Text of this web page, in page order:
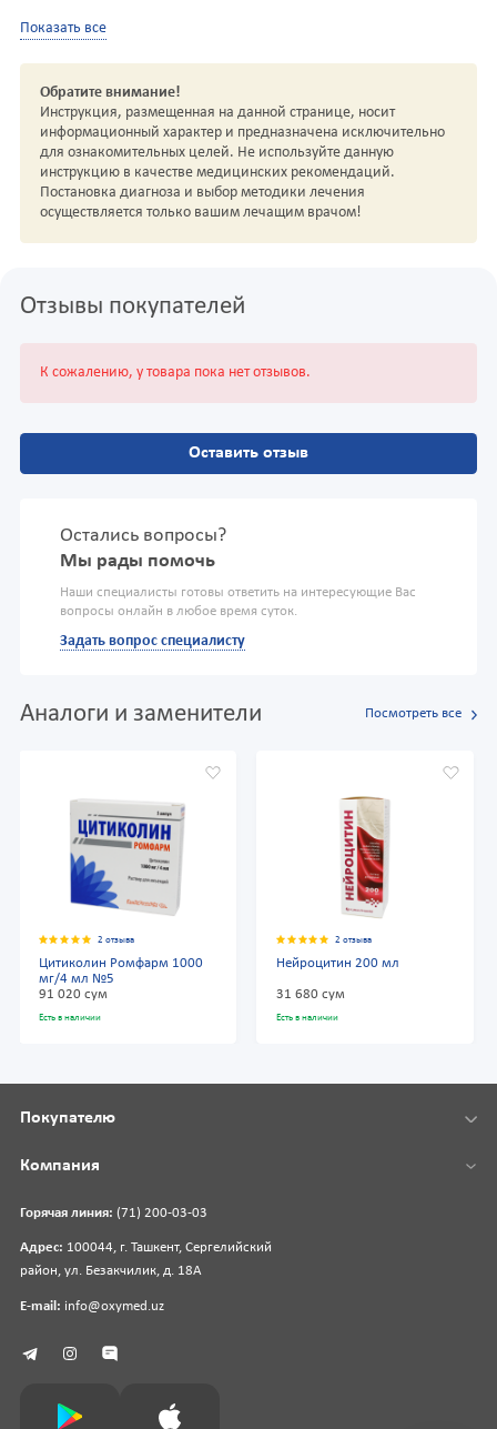
Показать все
Обратите внимание!
Инструкция, размещенная на данной странице, носит
информационный характер и предназначена исключительно
для ознакомительных целей. Не используйте данную
инструкцию в качестве медицинских рекомендаций.
Постановка диагноза и выбор методики лечения
осуществляется только вашим лечащим врачом!
Отзывы покупателей
К сожалению, у товара пока нет отзывов.
Оставить отзыв
Остались вопросы?
Мы рады помочь
Наши специалисты готовы ответить на интересующие Вас
вопросы онлайн в любое время суток.
Задать вопрос специалисту
Аналоги и заменители Посмотреть все
2 отзыва
Цитиколин Ромфарм 1000
мг/4 мл №5
91 020 сум
Есть в наличии
2 отзыва
Нейроцитин 200 мл
31 680 сум
Есть в наличии
Горячая линия: (71) 200-03-03
Адрес: 100044, г. Ташкент, Сергелийский
район, ул. Безакчилик, д. 18А
E-mail: info@oxymed.uz
Покупателю
Компания